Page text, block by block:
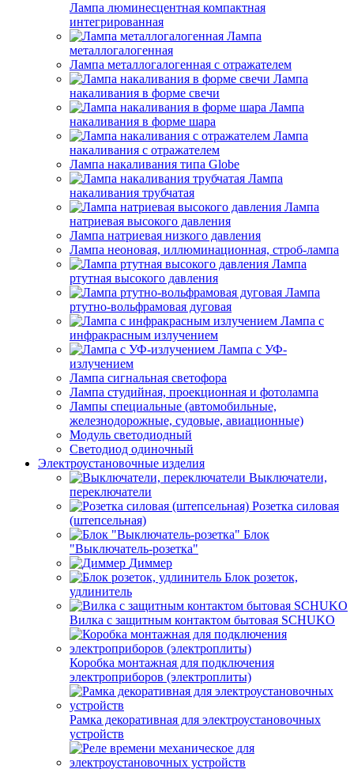
Лампа люминесцентная компактная
интегрированная
Лампа
металлогалогенная
Лампа металлогалогенная с отражателем
Лампа
накаливания в форме свечи
Лампа
накаливания в форме шара
Лампа
накаливания с отражателем
Лампа накаливания типа Globe
Лампа
накаливания трубчатая
Лампа
натриевая высокого давления
Лампа натриевая низкого давления
Лампа неоновая, иллюминационная, строб-лампа
Лампа
ртутная высокого давления
Лампа
ртутно-вольфрамовая дуговая
Лампа с
инфракрасным излучением
Лампа с УФ-
излучением
Лампа сигнальная светофора
Лампа студийная, проекционная и фотолампа
Лампы специальные (автомобильные,
железнодорожные, судовые, авиационные)
Модуль светодиодный
Светодиод одиночный
Электроустановочные изделия
Выключатели,
переключатели
Розетка силовая
(штепсельная)
Блок
"Выключатель-розетка"
Диммер
Блок розеток,
удлинитель
Вилка с защитным контактом бытовая SCHUKO
Коробка монтажная для подключения
электроприборов (электроплиты)
Рамка декоративная для электроустановочных
устройств